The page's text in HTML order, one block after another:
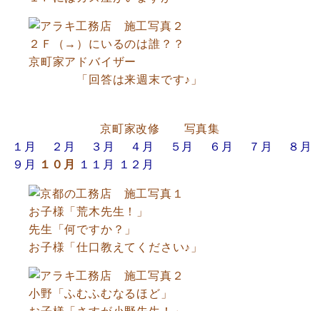
２Ｆ（→）にいるのは誰？？
京町家アドバイザー
「回答は来週末です♪」
京町家改修 写真集
１月
２月 ３月 ４月 ５月 ６月 ７月
８月
９月
１０月 １１月 １２月
お子様「荒木先生！」
先生「何ですか？」
お子様「仕口教えてください♪」
小野「ふむふむなるほど」